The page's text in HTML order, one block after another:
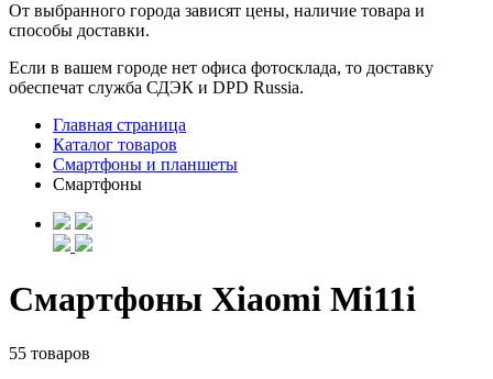
От выбранного города зависят цены, наличие товара и
способы доставки.
Если в вашем городе нет офиса фотосклада, то доставку
обеспечат служба СДЭК и DPD Russia.
Главная страница
Каталог товаров
Смартфоны и планшеты
Смартфоны
Смартфоны Xiaomi Mi11i
55 товаров